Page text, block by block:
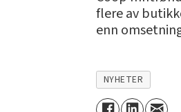
flere av
enn
NYHETER